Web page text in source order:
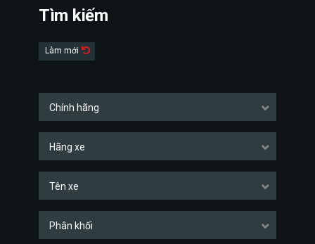
Tìm kiếm
Làm mới
Chính hãng
Hãng xe
Tên xe
Phân khối